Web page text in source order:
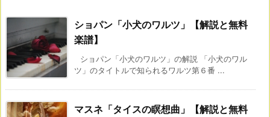
ショパン「小犬のワルツ」【解説と無料
楽譜】
ショパン「小犬のワルツ」の解説 「小犬のワル
ツ」のタイトルで知られるワルツ第６番 ...
マスネ「タイスの瞑想曲」【解説と無料